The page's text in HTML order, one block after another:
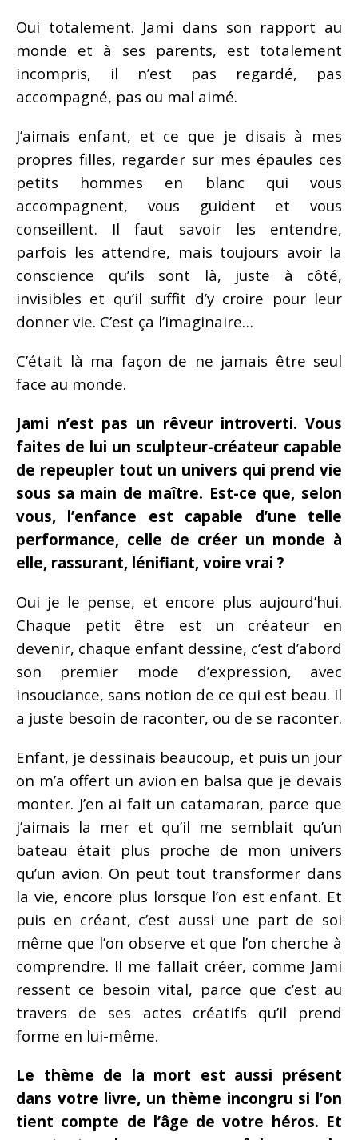
Oui totalement. Jami dans son rapport au
monde et à ses parents, est totalement
incompris, il n’est pas regardé, pas
accompagné, pas ou mal aimé.
J’aimais enfant, et ce que je disais à mes
propres filles, regarder sur mes épaules ces
petits hommes en blanc qui vous
accompagnent, vous guident et vous
conseillent. Il faut savoir les entendre,
parfois les attendre, mais toujours avoir la
conscience qu’ils sont là, juste à côté,
invisibles et qu’il suffit d’y croire pour leur
donner vie. C’est ça l’imaginaire…
C’était là ma façon de ne jamais être seul
face au monde.
Jami n’est pas un rêveur introverti. Vous
faites de lui un sculpteur-créateur capable
de repeupler tout un univers qui prend vie
sous sa main de maître. Est-ce que, selon
vous, l’enfance est capable d’une telle
performance, celle de créer un monde à
elle, rassurant, lénifiant, voire vrai ?
Oui je le pense, et encore plus aujourd’hui.
Chaque petit être est un créateur en
devenir, chaque enfant dessine, c’est d’abord
son premier mode d’expression, avec
insouciance, sans notion de ce qui est beau. Il
a juste besoin de raconter, ou de se raconter.
Enfant, je dessinais beaucoup, et puis un jour
on m’a offert un avion en balsa que je devais
monter. J’en ai fait un catamaran, parce que
j’aimais la mer et qu’il me semblait qu’un
bateau était plus proche de mon univers
qu’un avion. On peut tout transformer dans
la vie, encore plus lorsque l’on est enfant. Et
puis en créant, c’est aussi une part de soi
même que l’on observe et que l’on cherche à
comprendre. Il me fallait créer, comme Jami
ressent ce besoin vital, parce que c’est au
travers de ses actes créatifs qu’il prend
forme en lui-même.
Le thème de la mort est aussi présent
dans votre livre, un thème incongru si l’on
tient compte de l’âge de votre héros. Et